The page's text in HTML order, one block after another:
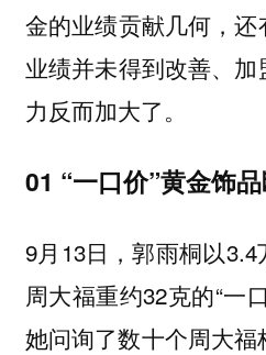
金的业绩贡献几何，
业绩并未得到改善、
力反而加大了。
01 “一口价”黄金饰
9月13日，郭雨桐以
周大福重约32克的“一
她问询了数十个周大